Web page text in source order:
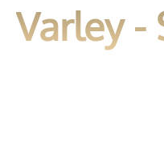
Varley -